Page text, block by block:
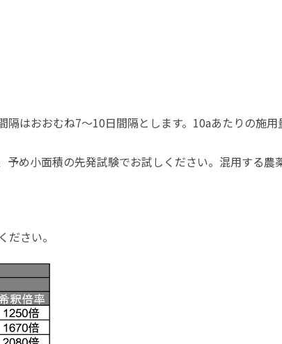
はおおむね7～10日間隔とします。10aあたりの施用
め小面積の先発試験でお試しください。混用する農
さい。